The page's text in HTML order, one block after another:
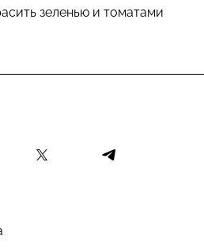
зеленью и томатами